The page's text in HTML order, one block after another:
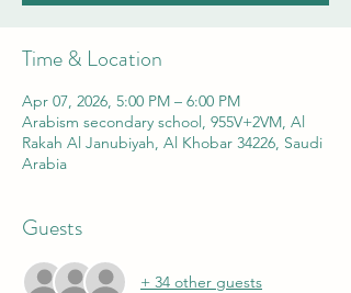
Time & Location
Apr 07, 2026, 5:00 PM – 6:00 PM
Arabism secondary school, 955V+2VM, Al
Rakah Al Janubiyah, Al Khobar 34226, Saudi
Arabia
Guests
+ 34 other guests